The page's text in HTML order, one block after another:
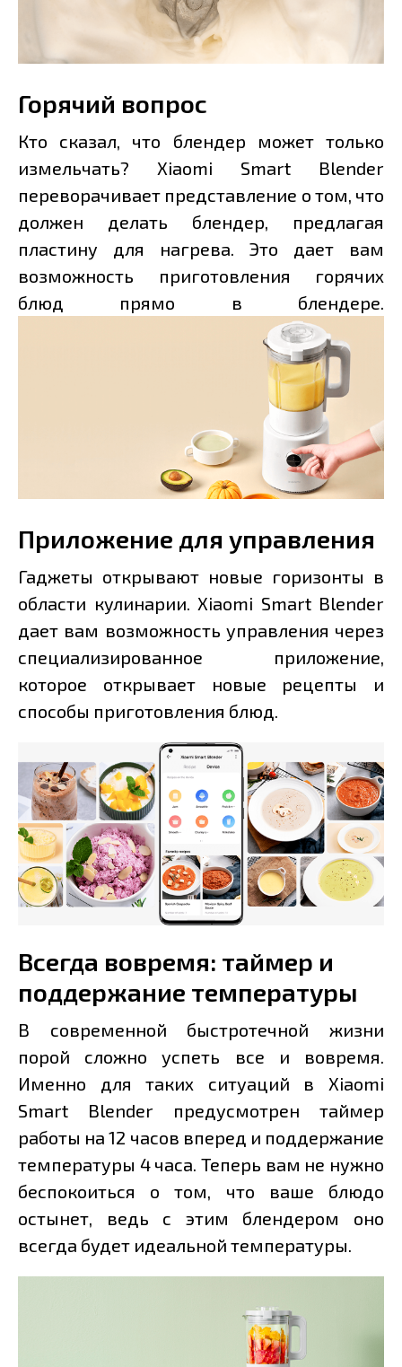
Горячий вопрос
Кто сказал, что блендер может только
измельчать? Xiaomi Smart Blender
переворачивает представление о том, что
должен делать блендер, предлагая
пластину для нагрева. Это дает вам
возможность приготовления горячих
блюд прямо в блендере.
Приложение для управления
Гаджеты открывают новые горизонты в
области кулинарии. Xiaomi Smart Blender
дает вам возможность управления через
специализированное приложение,
которое открывает новые рецепты и
способы приготовления блюд.
Всегда вовремя: таймер и
поддержание температуры
В современной быстротечной жизни
порой сложно успеть все и вовремя.
Именно для таких ситуаций в Xiaomi
Smart Blender предусмотрен таймер
работы на 12 часов вперед и поддержание
температуры 4 часа. Теперь вам не нужно
беспокоиться о том, что ваше блюдо
остынет, ведь с этим блендером оно
всегда будет идеальной температуры.